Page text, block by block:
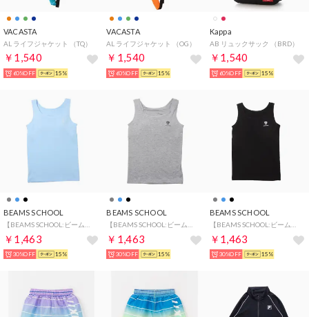
VACASTA
AL ライフジャケット （TQ）
￥1,540
60%OFF 15%
VACASTA
AL ライフジャケット （OG）
￥1,540
60%OFF 15%
Kappa
AB リュックサック （BRD）
￥1,540
60%OFF 15%
BEAMS SCHOOL
【BEAMS SCHOOL:ビームス スクール】ガールズ キャミブラトップ （SAX）
￥1,463
30%OFF 15%
BEAMS SCHOOL
【BEAMS SCHOOL:ビームス スクール】ガールズ キャミブラトップ （MGY）
￥1,463
30%OFF 15%
BEAMS SCHOOL
【BEAMS SCHOOL:ビームス スクール】ガールズ キャミブラトップ （BK）
￥1,463
30%OFF 15%